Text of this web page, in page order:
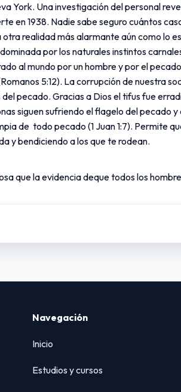
York. Una investigación del personal
en 1938. Nadie sabe seguro cuántos
realidad más alarmante aún como lo
por los naturales instintos
al mundo por un hombre y por el
5:12). La corrupción de nuestra
pecado. Gracias a Dios el tifus fue
siguen sufriendo el flagelo del pecado
de todo pecado (1 Juan 1:7). Permite
y bendiciendo a los que te rodean.
que la evidencia deque todos los
Navegación
Inicio
Estudios y cursos